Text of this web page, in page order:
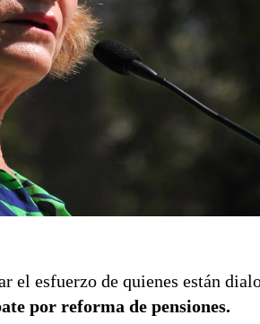
esfuerzo de quienes están
por reforma de pensiones.